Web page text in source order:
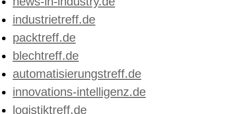
industrietreff.de
packtreff.de
blechtreff.de
automatisierungstreff.de
innovations-intelligenz.de
logistiktreff.de